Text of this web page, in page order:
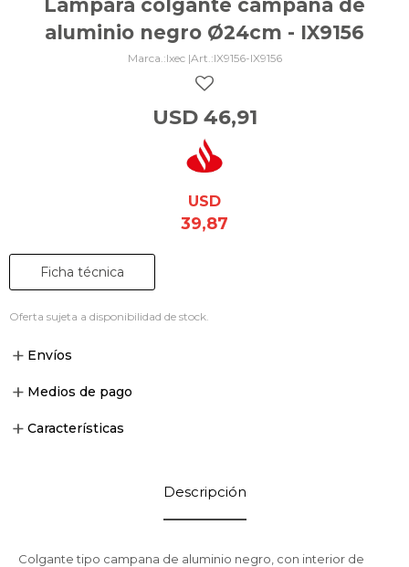
Lámpara colgante campana de
aluminio negro Ø24cm - IX9156
Ixec | IX9156-IX9156
USD 46,91
USD
39,87
Ficha técnica
Oferta sujeta a disponibilidad de stock.
Envíos
Medios de pago
Características
Descripción
Colgante tipo campana de aluminio negro, con interior de